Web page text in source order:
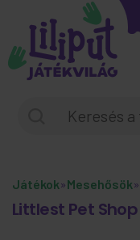
Játékok»Mesehősök»
Littlest Pet Shop